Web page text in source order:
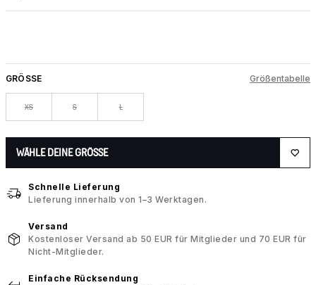
GRÖSSE Größentabelle
XS S L
WÄHLE DEINE GRÖSSE
Schnelle Lieferung
Lieferung innerhalb von 1–3 Werktagen.
Versand
Kostenloser Versand ab 50 EUR für Mitglieder und 70 EUR für
Nicht-Mitglieder.
Einfache Rücksendung